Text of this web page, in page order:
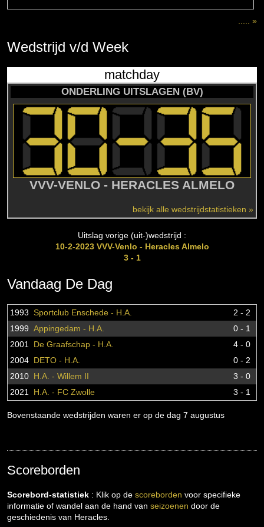
..... »
Wedstrijd v/d Week
matchday
ONDERLING UITSLAGEN (BV)
VVV-VENLO - HERACLES ALMELO
bekijk alle wedstrijdstatistieken »
Uitslag vorige (uit-)wedstrijd :
10-2-2023 VVV-Venlo - Heracles Almelo
3 - 1
Vandaag De Dag
1993 Sportclub Enschede - H.A.
2 - 2
1999 Appingedam - H.A.
0 - 1
2001 De Graafschap - H.A.
4 - 0
2004 DETO - H.A.
0 - 2
2010 H.A. - Willem II
3 - 0
2021 H.A. - FC Zwolle 3 - 1
Bovenstaande wedstrijden waren er op de dag 7 augustus
Scoreborden
Scorebord-statistiek : Klik op de scoreborden voor specifieke
informatie of wandel aan de hand van seizoenen door de
geschiedenis van Heracles.